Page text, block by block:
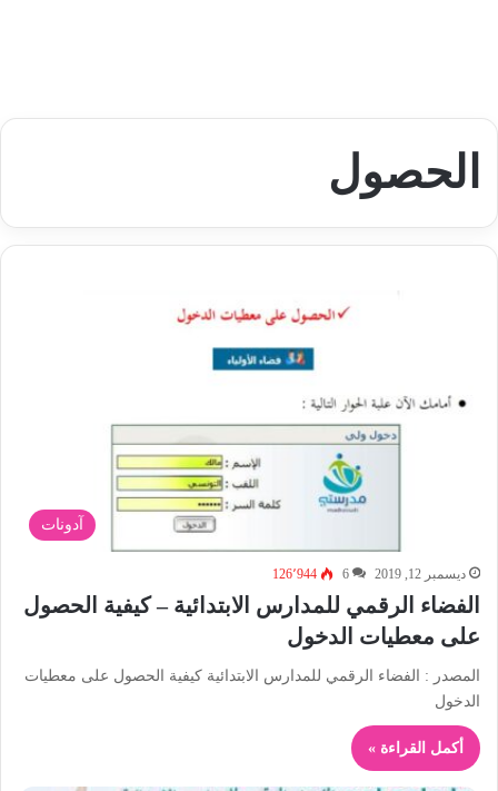
الحصول
آدونات
ديسمبر 12, 2019 6 126٬944
الفضاء الرقمي للمدارس الابتدائية – كيفية الحصول
على معطيات الدخول
المصدر : الفضاء الرقمي للمدارس الابتدائية كيفية الحصول على معطيات
الدخول
أكمل القراءة »